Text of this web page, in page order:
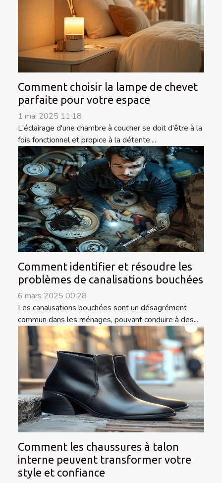
Comment choisir la lampe de chevet
parfaite pour votre espace
1 mai 2025 11:18
L'éclairage d'une chambre à coucher se doit d'être à la
fois fonctionnel et propice à la détente....
Comment identifier et résoudre les
problèmes de canalisations bouchées
6 mars 2025 00:28
Les canalisations bouchées sont un désagrément
commun dans les ménages, pouvant conduire à des...
Comment les chaussures à talon
interne peuvent transformer votre
style et confiance